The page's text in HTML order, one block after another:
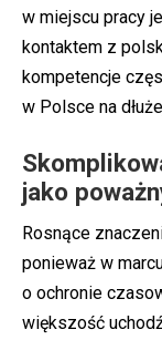
w miejscu pracy
kontaktem z
kompetencje
w Polsce na
jako
Rosnące
ponieważ w
o ochronie
większość